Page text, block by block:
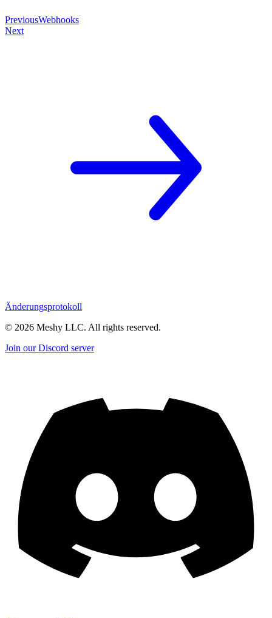
PreviousWebhooks
Next
Änderungsprotokoll
© 2026 Meshy LLC. All rights reserved.
Join our Discord server